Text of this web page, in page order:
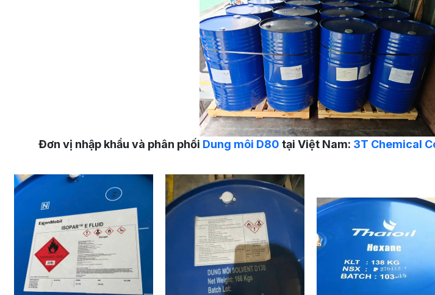
Đơn vị nhập khẩu và phân phối Dung môi D80 tại Việt Nam: 3T Chemical